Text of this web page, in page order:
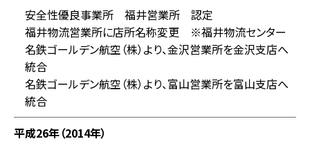
安全性優良事業所 福井営業所 認定
福井物流営業所に店所名称変更 ※福井物流センター
名鉄ゴールデン航空（株）より、金沢営業所を金沢支店へ
統合
名鉄ゴールデン航空（株）より、富山営業所を富山支店へ
統合
平成26年（2014年）